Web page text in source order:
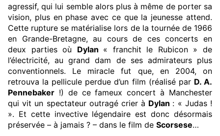
agressif, qui lui semble alors plus à même de porter sa
vision, plus en phase avec ce que la jeunesse attend.
Cette rupture se matérialise lors de la tournée de 1966
en Grande-Bretagne, au cours de ces concerts en
deux parties où
Dylan « franchit le Rubicon » de
l’électricité, au grand dam de ses admirateurs plus
conventionnels. Le miracle fut que, en 2004, on
retrouva la pellicule perdue d’un film (réalisé par D. A.
Pennebaker !) de ce fameux concert à Manchester
qui vit un spectateur outragé crier à Dylan : « Judas !
». Et cette invective légendaire est donc désormais
préservée – à jamais ? – dans le film de Scorsese…